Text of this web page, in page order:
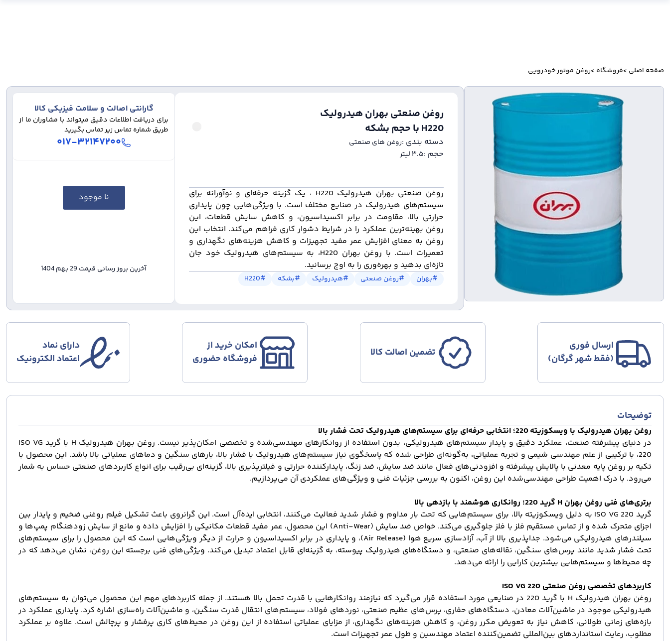
صفحه اصلی >فروشگاه >روغن موتور خودرویی
روغن صنعتی بهران هیدرولیک
H220 با حجم بشکه
دسته بندی :‌روغن های صنعتی
حجم :‌۳.۵ لیتر
روغن صنعتی بهران هیدرولیک H220 ، یک گزینه حرفه‌ای و نوآورانه برای
سیستم‌های هیدرولیک در صنایع مختلف است. با ویژگی‌هایی چون پایداری
حرارتی بالا، مقاومت در برابر اکسیداسیون، و کاهش سایش قطعات، این
روغن بهینه‌ترین عملکرد را در شرایط دشوار کاری فراهم می‌کند. انتخاب این
روغن به معنای افزایش عمر مفید تجهیزات و کاهش هزینه‌های نگهداری و
تعمیرات است. با روغن بهران H220، به سیستم‌های هیدرولیک خود جان
تازه‌ای بدهید و بهره‌وری را به اوج برسانید.
#بهران #روغن صنعتی #هیدرولیک #بشکه #
H220
گارانتی اصالت و سلامت فیزیکی کالا
برای دریافت اطلاعات دقیق میتواند با مشاوران ما از
طریق شماره تماس زیر تماس بگیرید
۰۱۷-۳۲۱۴۷۲۰۰
نا موجود
آخرین بروز رسانی قیمت 29 بهم 1404
ارسال فوری
(فقط شهر گرگان)
تضمین اصالت کالا
امکان خرید از
فروشگاه حضوری
دارای نماد
اعتماد الکترونیک
توضیحات
روغن بهران هیدرولیک با ویسکوزیته 220؛ انتخابی حرفه‌ای برای سیستم‌های هیدرولیک تحت فشار بالا
در دنیای پیشرفته صنعت، عملکرد دقیق و پایدار سیستم‌های هیدرولیکی، بدون استفاده از روانکارهای مهندسی‌شده و تخصصی امکان‌پذیر نیست. روغن بهران هیدرولیک H با گرید ISO VG
220، با ترکیبی از علم مهندسی شیمی و تجربه عملیاتی، به‌گونه‌ای طراحی شده که پاسخگوی نیاز سیستم‌های هیدرولیک با فشار بالا، بارهای سنگین و دماهای عملیاتی بالا باشد. این محصول با
تکیه بر روغن پایه معدنی با پالایش پیشرفته و افزودنی‌های فعال مانند ضد سایش، ضد زنگ، پایدارکننده حرارتی و فیلترپذیری بالا، گزینه‌ای بی‌رقیب برای انواع کاربردهای صنعتی حساس به شمار
می‌رود. با درک اهمیت طراحی مهندسی‌شده این روغن، اکنون به بررسی جزئیات فنی و ویژگی‌های عملکردی آن می‌پردازیم.
برتری‌های فنی روغن بهران H گرید 220؛ روانکاری هوشمند با بازدهی بالا
گرید ISO VG 220 به دلیل ویسکوزیته بالا، برای سیستم‌هایی که تحت بار مداوم و فشار شدید فعالیت می‌کنند، انتخابی ایده‌آل است. این گرانروی باعث تشکیل فیلم روغنی ضخیم و پایدار بین
اجزای متحرک شده و از تماس مستقیم فلز با فلز جلوگیری می‌کند. خواص ضد سایش (Anti-Wear) این محصول، عمر مفید قطعات مکانیکی را افزایش داده و مانع از سایش زودهنگام پمپ‌ها و
سیلندرهای هیدرولیکی می‌شود. جداپذیری بالا از آب، آزادسازی سریع هوا (Air Release)، و پایداری در برابر اکسیداسیون و حرارت از دیگر ویژگی‌هایی است که این محصول را برای سیستم‌های
تحت فشار شدید مانند پرس‌های سنگین، نقاله‌های صنعتی، و دستگاه‌های هیدرولیک پیوسته، به گزینه‌ای قابل اعتماد تبدیل می‌کند. ویژگی‌های فنی برجسته این روغن، نشان می‌دهد که در
چه محیط‌ها و سیستم‌هایی بیشترین کارایی را ارائه می‌دهد.
کاربردهای تخصصی روغن صنعتی ISO VG 220
روغن بهران هیدرولیک H با گرید 220 در صنایعی مورد استفاده قرار می‌گیرد که نیازمند روانکارهایی با قدرت تحمل بالا هستند. از جمله کاربردهای مهم این محصول می‌توان به سیستم‌های
هیدرولیکی موجود در ماشین‌آلات معادن، دستگاه‌های حفاری، پرس‌های عظیم صنعتی، نوردهای فولاد، سیستم‌های انتقال قدرت سنگین، و ماشین‌آلات راه‌سازی اشاره کرد. پایداری عملکرد در
بازه‌های زمانی طولانی، کاهش نیاز به تعویض مکرر روغن، و کاهش هزینه‌های نگهداری، از مزایای عملیاتی استفاده از این روغن در محیط‌های کاری پرفشار و پرچالش است. علاوه بر عملکرد
مطلوب، رعایت استانداردهای بین‌المللی تضمین‌کننده اعتماد مهندسین و طول عمر تجهیزات است.